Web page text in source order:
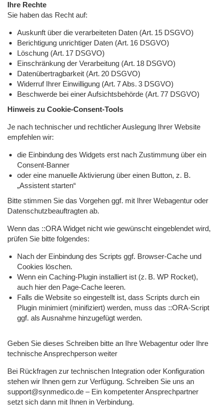
Ihre Rechte
Sie haben das Recht auf:
Auskunft über die verarbeiteten Daten (Art. 15 DSGVO)
Berichtigung unrichtiger Daten (Art. 16 DSGVO)
Löschung (Art. 17 DSGVO)
Einschränkung der Verarbeitung (Art. 18 DSGVO)
Datenübertragbarkeit (Art. 20 DSGVO)
Widerruf Ihrer Einwilligung (Art. 7 Abs. 3 DSGVO)
Beschwerde bei einer Aufsichtsbehörde (Art. 77 DSGVO)
Hinweis zu Cookie-Consent-Tools
Je nach technischer und rechtlicher Auslegung Ihrer Website
empfehlen wir:
die Einbindung des Widgets erst nach Zustimmung über ein
Consent-Banner
oder eine manuelle Aktivierung über einen Button, z. B.
„Assistent starten“
Bitte stimmen Sie das Vorgehen ggf. mit Ihrer Webagentur oder
Datenschutzbeauftragten ab.
Wenn das ::ORA Widget nicht wie gewünscht eingeblendet wird,
prüfen Sie bitte folgendes:
Nach der Einbindung des Scripts ggf. Browser-Cache und
Cookies löschen.
Wenn ein Caching-Plugin installiert ist (z. B. WP Rocket),
auch hier den Page-Cache leeren.
Falls die Website so eingestellt ist, dass Scripts durch ein
Plugin minimiert (minifiziert) werden, muss das ::ORA-Script
ggf. als Ausnahme hinzugefügt werden.
Geben Sie dieses Schreiben bitte an Ihre Webagentur oder Ihre
technische Ansprechperson weiter
Bei Rückfragen zur technischen Integration oder Konfiguration
stehen wir Ihnen gern zur Verfügung. Schreiben Sie uns an
support@synmedico.de – Ein kompetenter Ansprechpartner
setzt sich dann mit Ihnen in Verbindung.